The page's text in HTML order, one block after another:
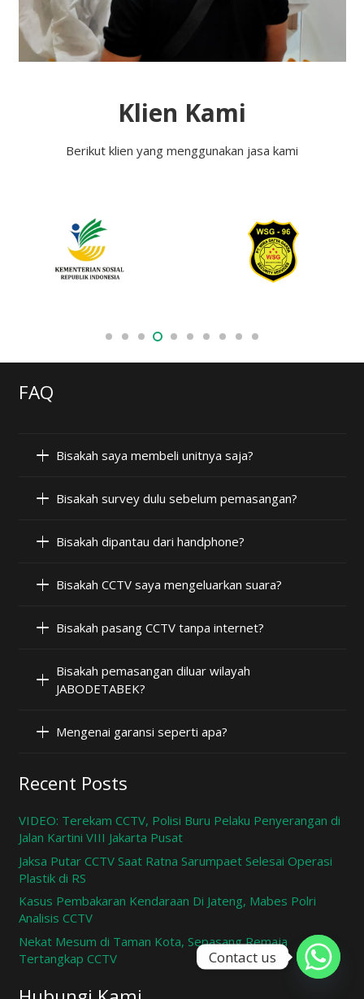
Klien Kami
Berikut klien yang menggunakan jasa kami
FAQ
Bisakah saya membeli unitnya saja?
Bisakah survey dulu sebelum pemasangan?
Bisakah dipantau dari handphone?
Bisakah CCTV saya mengeluarkan suara?
Bisakah pasang CCTV tanpa internet?
Bisakah pemasangan diluar wilayah
JABODETABEK?
Mengenai garansi seperti apa?
Recent Posts
VIDEO: Terekam CCTV, Polisi Buru Pelaku Penyerangan di
Jalan Kartini VIII Jakarta Pusat
Jaksa Putar CCTV Saat Ratna Sarumpaet Selesai Operasi
Plastik di RS
Kasus Pembakaran Kendaraan Di Jateng, Mabes Polri
Analisis CCTV
Nekat Mesum di Taman Kota, Sepasang Remaja
Tertangkap CCTV
Contact us